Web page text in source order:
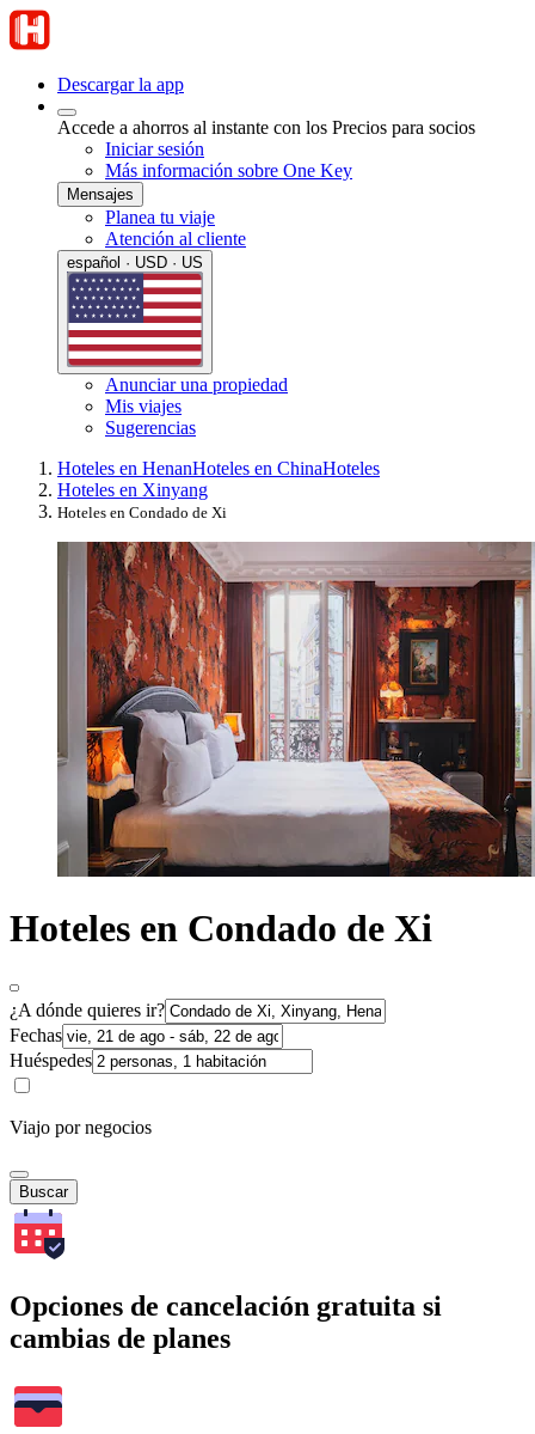
Descargar la app
Accede a ahorros al instante con los Precios para socios
Iniciar sesión
Más información sobre One Key
Mensajes
Planea tu viaje
Atención al cliente
español · USD · US
Anunciar una propiedad
Mis viajes
Sugerencias
Hoteles en HenanHoteles en ChinaHoteles
Hoteles en Xinyang
Hoteles en Condado de Xi
Hoteles en Condado de Xi
¿A dónde quieres ir?
Fechas
Huéspedes
Viajo por negocios
Buscar
Opciones de cancelación gratuita si
cambias de planes